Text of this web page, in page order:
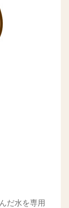
だ水を専用